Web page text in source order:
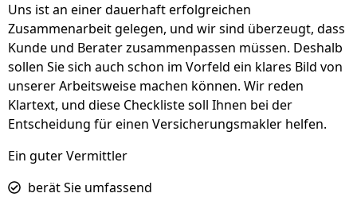
Uns ist an einer dauerhaft erfolgreichen
Zusammenarbeit gelegen, und wir sind überzeugt, dass
Kunde und Berater zusammenpassen müssen. Deshalb
sollen Sie sich auch schon im Vorfeld ein klares Bild von
unserer Arbeitsweise machen können. Wir reden
Klartext, und diese Checkliste soll Ihnen bei der
Entscheidung für einen Versicherungsmakler helfen.
Ein guter Vermittler
berät Sie umfassend